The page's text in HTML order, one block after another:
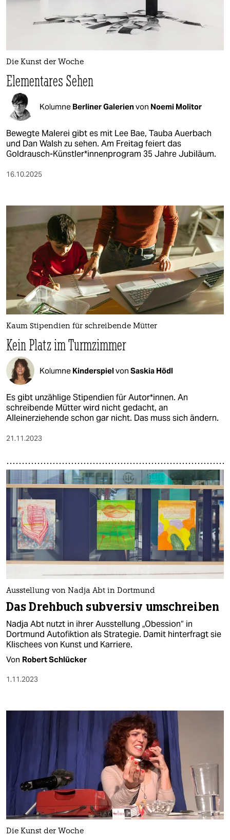
wahrheit
verlag
veranstaltungen
shop
fragen & hilfe
unterstützen
genossenschaft
epaper login
Die Kunst der Woche
Elementares Sehen
Kolumne Berliner Galerienvon Noemi Molitor
Bewegte Malerei gibt es mit Lee Bae, Tauba Auerbach
und Dan Walsh zu sehen. Am Freitag feiert das
Goldrausch-Künstler*innenprogram 35 Jahre Jubiläum.
16.10.2025
Kaum Stipendien für schreibende Mütter
Kein Platz im Turmzimmer
Kolumne Kinderspielvon Saskia Hödl
Es gibt unzählige Stipendien für Autor*innen. An
schreibende Mütter wird nicht gedacht, an
Alleinerziehende schon gar nicht. Das muss sich ändern.
21.11.2023
Ausstellung von Nadja Abt in Dortmund
Das Drehbuch subversiv umschreiben
Nadja Abt nutzt in ihrer Ausstellung „Obession“ in
Dortmund Autofiktion als Strategie. Damit hinterfragt sie
Klischees von Kunst und Karriere.
Von Robert Schlücker
1.11.2023
Die Kunst der Woche